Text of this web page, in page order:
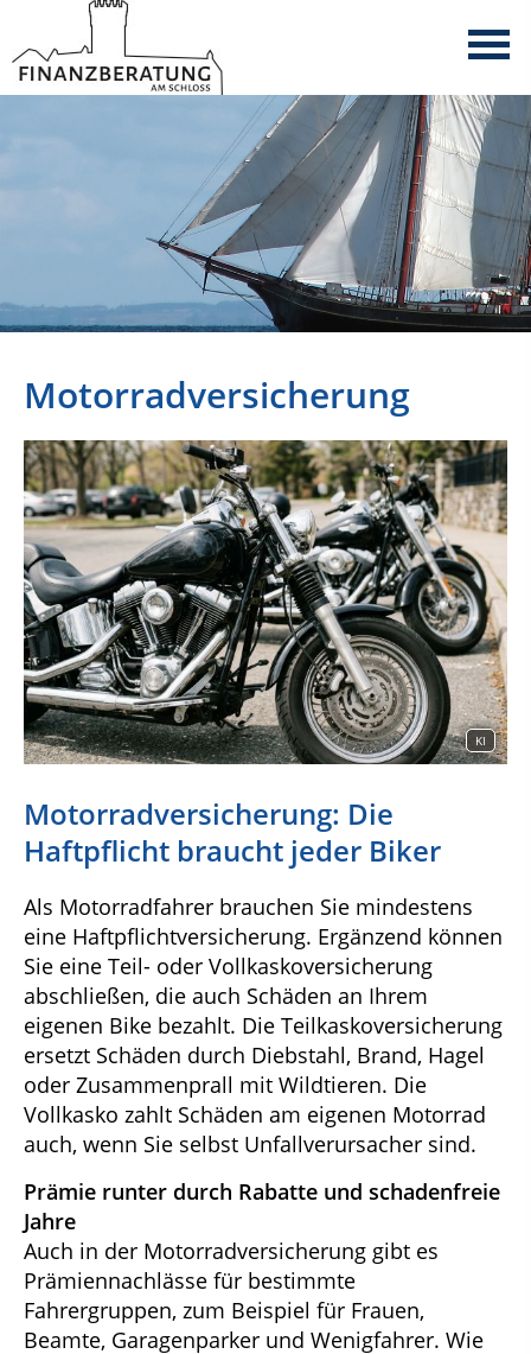
Motorradversicherung
KI
Motorradversicherung: Die
Haftpflicht braucht jeder Biker
Als Motorradfahrer brauchen Sie mindestens
eine Haftpflichtversicherung. Ergänzend können
Sie eine Teil- oder Vollkaskoversicherung
abschließen, die auch Schäden an Ihrem
eigenen Bike bezahlt. Die Teilkaskoversicherung
ersetzt Schäden durch Diebstahl, Brand, Hagel
oder Zusammenprall mit Wildtieren. Die
Vollkasko zahlt Schäden am eigenen Motorrad
auch, wenn Sie selbst Unfallverursacher sind.
Prämie runter durch Rabatte und schadenfreie
Jahre
Auch in der Motorradversicherung gibt es
Prämiennachlässe für bestimmte
Fahrergruppen, zum Beispiel für Frauen,
Beamte, Garagenparker und Wenigfahrer. Wie